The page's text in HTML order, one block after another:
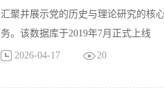
汇聚并展示党的历史与理论研究的核
务。该数据库于2019年7月正式上线
2026-04-17 20